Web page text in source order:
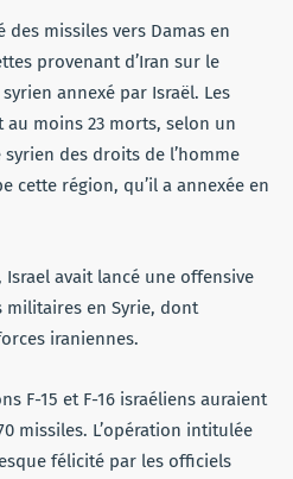
des missiles vers Damas en
provenant d’Iran sur le
annexé par Israël. Les
moins 23 morts, selon un
des droits de l’homme
cette région, qu’il a annexée en
avait lancé une offensive
militaires en Syrie, dont
iraniennes.
F-15 et F-16 israéliens auraient
missiles. L’opération intitulée
félicité par les officiels